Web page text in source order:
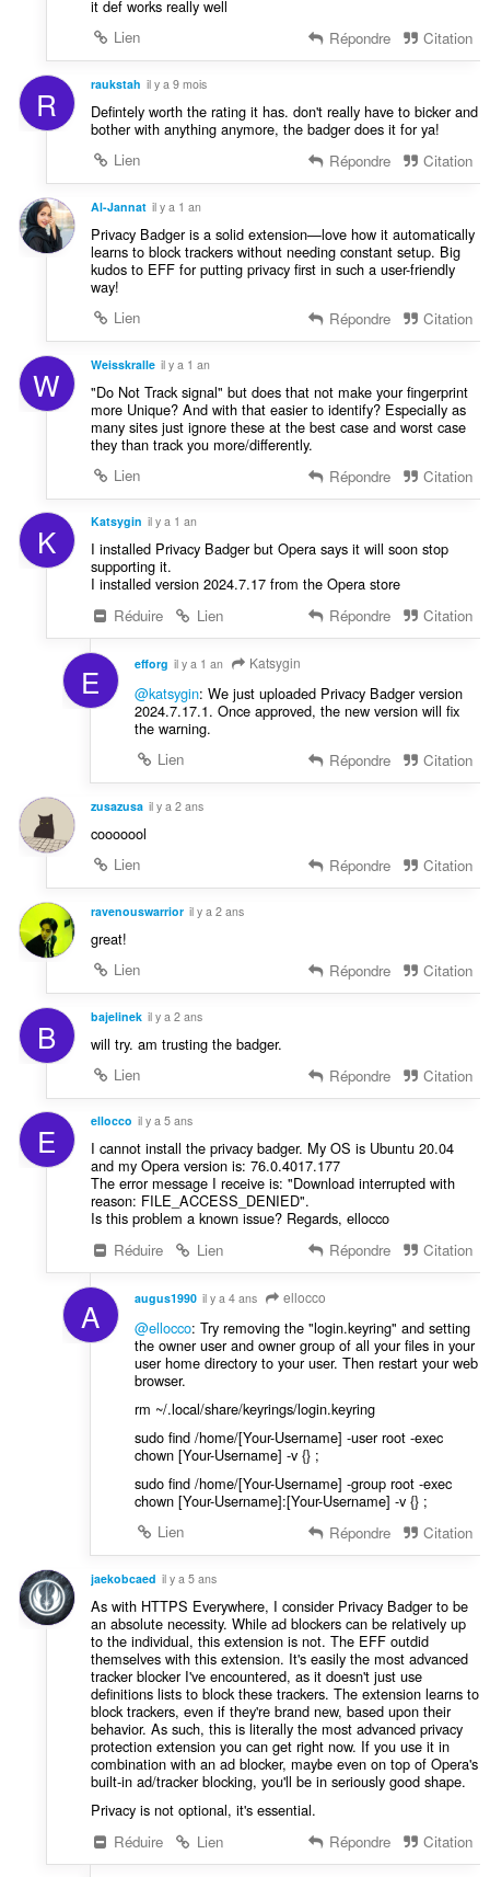
:
it def works really well
Lien
Répondre Citation
R raukstah il y a 9 mois
Defintely worth the rating it has. don't really have to bicker and
bother with anything anymore, the badger does it for ya!
Lien
Répondre Citation
Al-Jannat il y a 1 an
Privacy Badger is a solid extension—love how it automatically
learns to block trackers without needing constant setup. Big
kudos to EFF for putting privacy first in such a user-friendly
way!
Lien
Répondre Citation
W Weisskralle il y a 1 an
"Do Not Track signal" but does that not make your fingerprint
more Unique? And with that easier to identify? Especially as
many sites just ignore these at the best case and worst case
they than track you more/differently.
Lien
Répondre Citation
K Katsygin il y a 1 an
I installed Privacy Badger but Opera says it will soon stop
supporting it.
I installed version 2024.7.17 from the Opera store
Réduire
Lien Répondre Citation
E efforg il y a 1 an Katsygin
@katsygin: We just uploaded Privacy Badger version
2024.7.17.1. Once approved, the new version will fix
the warning.
Lien
Répondre Citation
zusazusa il y a 2 ans
cooooool
Lien
Répondre Citation
ravenouswarrior il y a 2 ans
great!
Lien
Répondre Citation
B bajelinek il y a 2 ans
will try. am trusting the badger.
Lien
Répondre Citation
E ellocco il y a 5 ans
I cannot install the privacy badger. My OS is Ubuntu 20.04
and my Opera version is: 76.0.4017.177
The error message I receive is: "Download interrupted with
reason: FILE_ACCESS_DENIED".
Is this problem a known issue? Regards, ellocco
Réduire
Lien Répondre Citation
A augus1990 il y a 4 ans ellocco
@ellocco: Try removing the "login.keyring" and setting
the owner user and owner group of all your files in your
user home directory to your user. Then restart your web
browser.
rm ~/.local/share/keyrings/login.keyring
sudo find /home/[Your-Username] -user root -exec
chown [Your-Username] -v {} ;
sudo find /home/[Your-Username] -group root -exec
chown [Your-Username]:[Your-Username] -v {} ;
Lien
Répondre Citation
jaekobcaed il y a 5 ans
As with HTTPS Everywhere, I consider Privacy Badger to be
an absolute necessity. While ad blockers can be relatively up
to the individual, this extension is not. The EFF outdid
themselves with this extension. It's easily the most advanced
tracker blocker I've encountered, as it doesn't just use
definitions lists to block these trackers. The extension learns to
block trackers, even if they're brand new, based upon their
behavior. As such, this is literally the most advanced privacy
protection extension you can get right now. If you use it in
combination with an ad blocker, maybe even on top of Opera's
built-in ad/tracker blocking, you'll be in seriously good shape.
Privacy is not optional, it's essential.
Réduire
Lien Répondre Citation